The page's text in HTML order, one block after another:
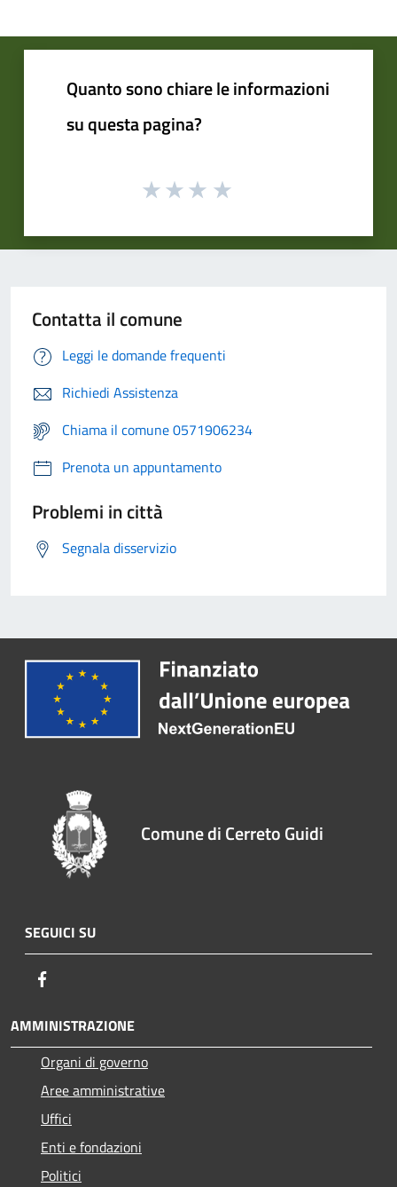
Quanto sono chiare le informazioni
su questa pagina?
Contatta il comune
Leggi le domande frequenti
Richiedi Assistenza
Chiama il comune 0571906234
Prenota un appuntamento
Problemi in città
Segnala disservizio
Comune di Cerreto Guidi
SEGUICI SU
AMMINISTRAZIONE
Organi di governo
Aree amministrative
Uffici
Enti e fondazioni
Politici